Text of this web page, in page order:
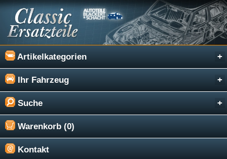
Artikelkategorien
Ihr Fahrzeug
Suche
Warenkorb (0)
Kontakt